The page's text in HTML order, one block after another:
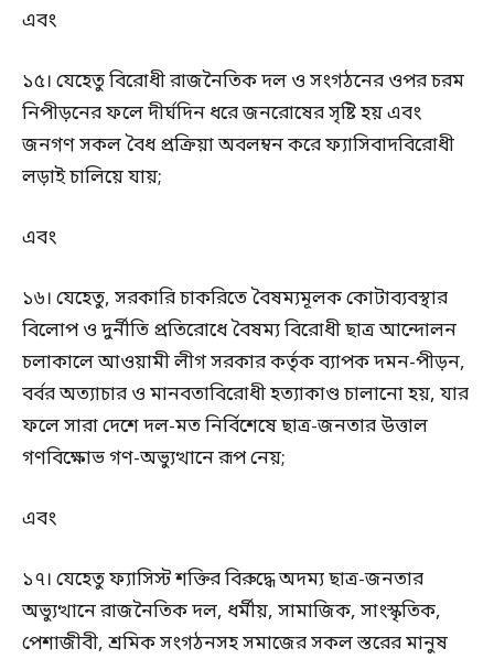
এবং
১৫। যেহেতু বিরোধী রাজনৈতিক দল ও সংগঠনের ওপর চরম
নিপীড়নের ফলে দীর্ঘদিন ধরে জনরোষের সৃষ্টি হয় এবং
জনগণ সকল বৈধ প্রক্রিয়া অবলম্বন করে ফ্যাসিবাদবিরোধী
লড়াই চালিয়ে যায়;
এবং
১৬। যেহেতু, সরকারি চাকরিতে বৈষম্যমূলক কোটাব্যবস্থার
বিলোপ ও দুর্নীতি প্রতিরোধে বৈষম্য বিরোধী ছাত্র আন্দোলন
চলাকালে আওয়ামী লীগ সরকার কর্তৃক ব্যাপক দমন-পীড়ন,
বর্বর অত্যাচার ও মানবতাবিরোধী হত্যাকাণ্ড চালানো হয়, যার
ফলে সারা দেশে দল-মত নির্বিশেষে ছাত্র-জনতার উত্তাল
গণবিক্ষোভ গণ-অভ্যুত্থানে রূপ নেয়;
এবং
১৭। যেহেতু ফ্যাসিস্ট শক্তির বিরুদ্ধে অদম্য ছাত্র-জনতার
অভ্যুত্থানে রাজনৈতিক দল, ধর্মীয়, সামাজিক, সাংস্কৃতিক,
পেশাজীবী, শ্রমিক সংগঠনসহ সমাজের সকল স্তরের মানুষ